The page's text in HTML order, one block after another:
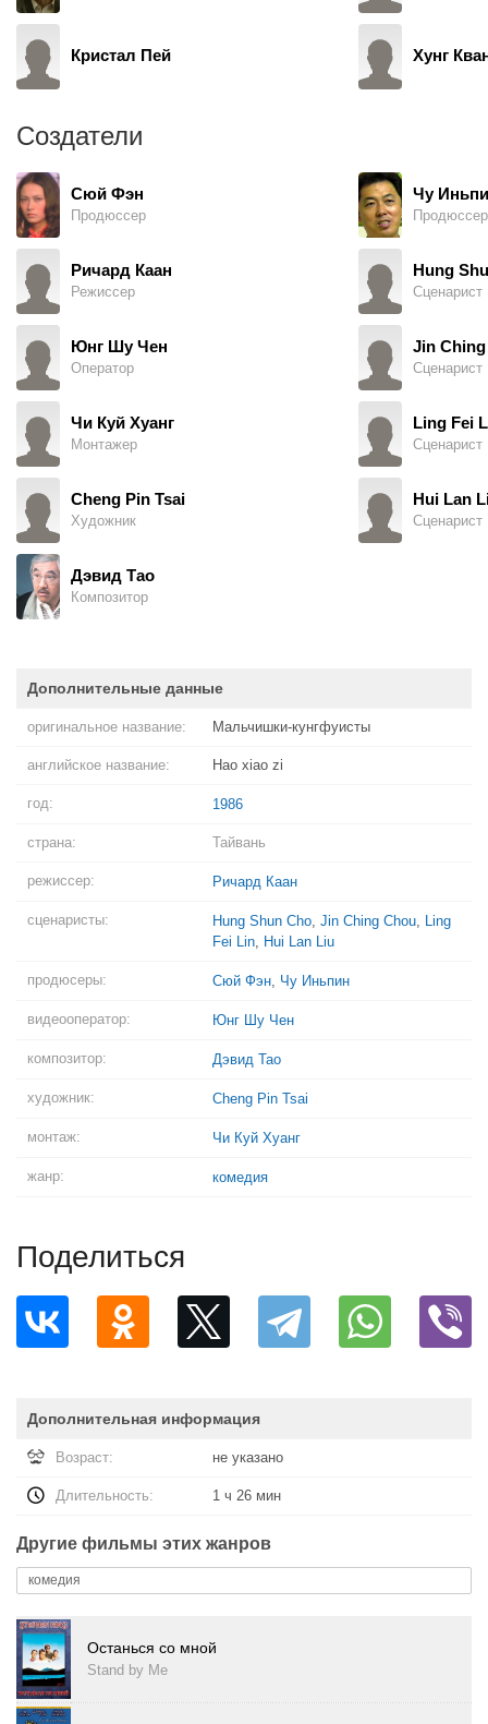
Кристал Пей Хунг
Создатели
Сюй Фэн
Продюссер
Ричард Каан
Режиссер
Юнг Шу Чен
Оператор
Чи Куй Хуанг
Монтажер
Cheng Pin Tsai
Художник
Дэвид Тао
Композитор
Чу
Продюссер
Hung
Сценарист
Jin
Сценарист
Ling Fei
Сценарист
Hui Lan
Сценарист
Дополнительные данные
оригинальное название: Мальчишки-кунгфуисты
английское название: Hao xiao zi
год: 1986
страна: Тайвань
режиссер: Ричард Каан
сценаристы: Hung Shun Cho, Jin Ching Chou, Ling
Fei Lin, Hui Lan Liu
продюсеры: Сюй Фэн, Чу Иньпин
видеооператор: Юнг Шу Чен
композитор: Дэвид Тао
художник: Cheng Pin Tsai
монтаж: Чи Куй Хуанг
жанр: комедия
Поделиться
Дополнительная информация
Возраст: не указано
Длительность: 1 ч 26 мин
Другие фильмы этих жанров
комедия
Останься со мной
Stand by Me